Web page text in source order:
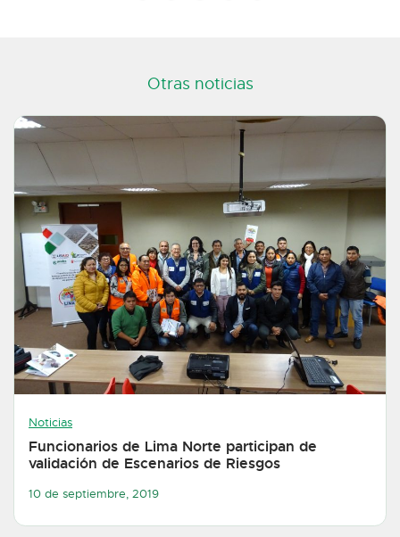
Otras noticias
Noticias
Funcionarios de Lima Norte participan de
validación de Escenarios de Riesgos
10 de septiembre, 2019